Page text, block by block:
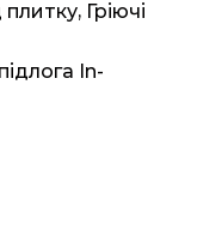
плитку, Гріючі
In-